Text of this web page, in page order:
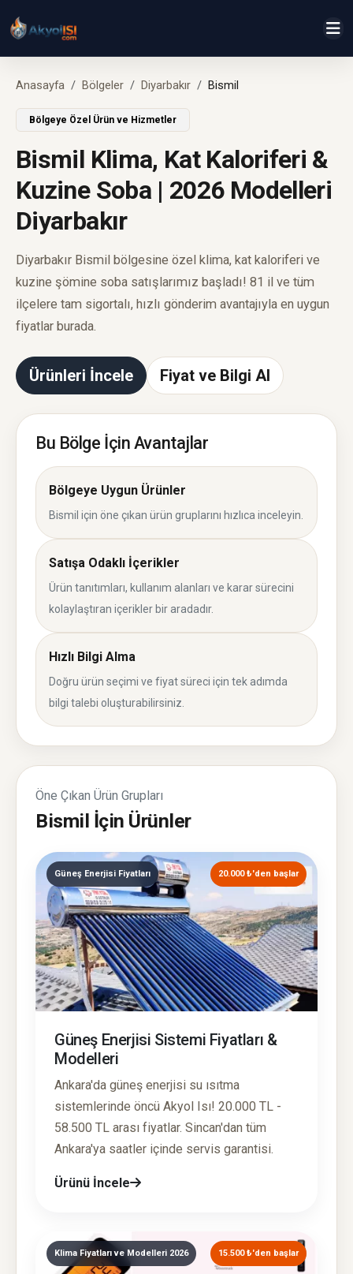
Anasayfa Bölgeler Diyarbakır Bismil
Bölgeye Özel Ürün ve Hizmetler
Bismil Klima, Kat Kaloriferi &
Kuzine Soba | 2026 Modelleri
Diyarbakır
Diyarbakır Bismil bölgesine özel klima, kat kaloriferi ve
kuzine şömine soba satışlarımız başladı! 81 il ve tüm
ilçelere tam sigortalı, hızlı gönderim avantajıyla en uygun
fiyatlar burada.
Ürünleri İncele Fiyat ve Bilgi Al
Bu Bölge İçin Avantajlar
Bölgeye Uygun Ürünler
Bismil için öne çıkan ürün gruplarını hızlıca inceleyin.
Satışa Odaklı İçerikler
Ürün tanıtımları, kullanım alanları ve karar sürecini
kolaylaştıran içerikler bir aradadır.
Hızlı Bilgi Alma
Doğru ürün seçimi ve fiyat süreci için tek adımda
bilgi talebi oluşturabilirsiniz.
Öne Çıkan Ürün Grupları
Bismil İçin Ürünler
Güneş Enerjisi Fiyatları 20.000 ₺'den başlar
Güneş Enerjisi Sistemi Fiyatları &
Modelleri
Ankara'da güneş enerjisi su ısıtma
sistemlerinde öncü Akyol Isı! 20.000 TL -
58.500 TL arası fiyatlar. Sincan'dan tüm
Ankara'ya saatler içinde servis garantisi.
Ürünü İncele
Klima Fiyatları ve Modelleri 2026 15.500 ₺'den başlar